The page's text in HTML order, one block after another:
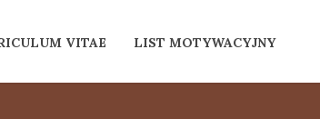
VITAE LIST MOTYWACYJNY